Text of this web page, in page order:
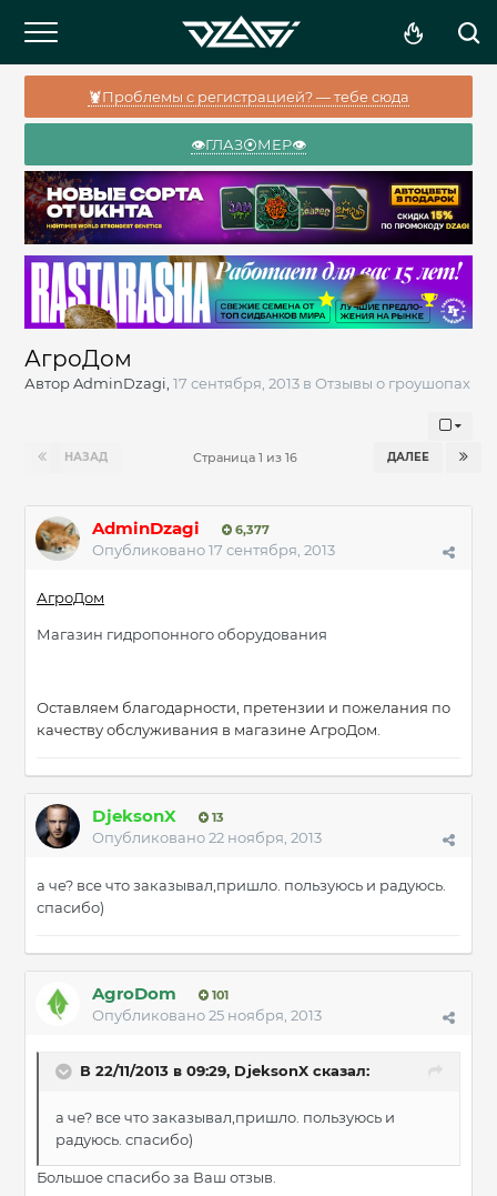
🦞Проблемы с регистрацией? — тебе сюда
👁️ГЛАЗ⦿МЕР👁️
АгроДом
АвторAdminDzagi, 17 сентября, 2013 в Отзывы о гроушопах
НАЗАД ДАЛЕЕ
Страница 1 из 16
AdminDzagi 6,377
Опубликовано17 сентября, 2013
АгроДом
Магазин гидропонного оборудования
Оставляем благодарности, претензии и пожелания по
качеству обслуживания в магазине АгроДом.
DjeksonX 13
Опубликовано22 ноября, 2013
а че? все что заказывал,пришло. пользуюсь и радуюсь.
спасибо)
AgroDom 101
Опубликовано25 ноября, 2013
В 22/11/2013 в 09:29, DjeksonX сказал:
а че? все что заказывал,пришло. пользуюсь и
радуюсь. спасибо)
Большое спасибо за Ваш отзыв.